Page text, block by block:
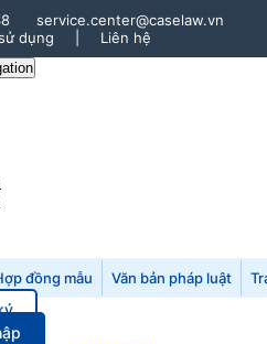
service.center@caselaw.vn
dụng
Liên hệ
đồng mẫu Văn bản pháp luật